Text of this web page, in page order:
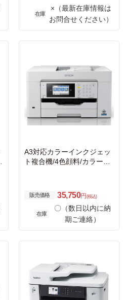
在庫
×（最新在庫情報は
お問合せください）
A3対応カラーインクジェッ
ト複合機/4色顔料/カラー22
段カセット/4.3型タッチパ
ネル
販売価格 35,750円 (税込)
在庫
〇（数日以内に納
期ご連絡）